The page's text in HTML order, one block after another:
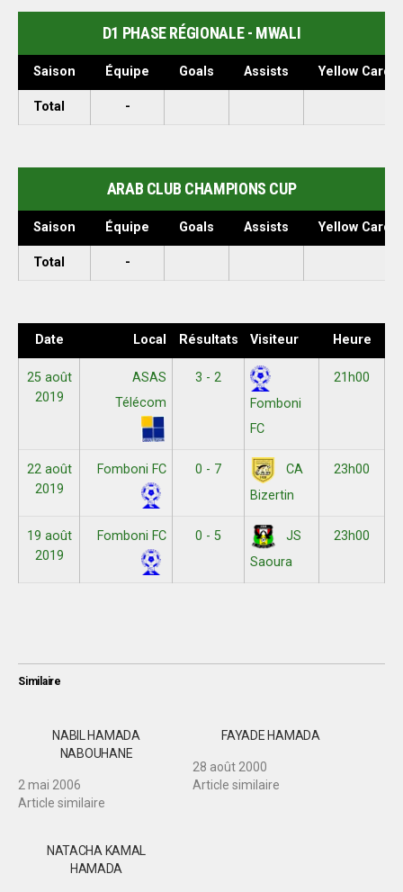
D1 PHASE RÉGIONALE - MWALI
Saison Équipe Goals Assists Yellow Cards
Total -
ARAB CLUB CHAMPIONS CUP
Saison Équipe Goals Assists Yellow Cards
Total -
Date Local Résultats Visiteur Heure
25 août
2019
ASAS
Télécom
3 - 2
Fomboni
FC
21h00
22 août
2019
Fomboni FC 0 - 7
CA
Bizertin
23h00
19 août
2019
Fomboni FC 0 - 5
JS
Saoura
23h00
Similaire
NABIL HAMADA
NABOUHANE
2 mai 2006
Article similaire
FAYADE HAMADA
28 août 2000
Article similaire
NATACHA KAMAL
HAMADA